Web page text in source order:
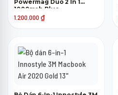
Powermag Duo 2 In 1
1000mah Blue
1.200.000 ₫